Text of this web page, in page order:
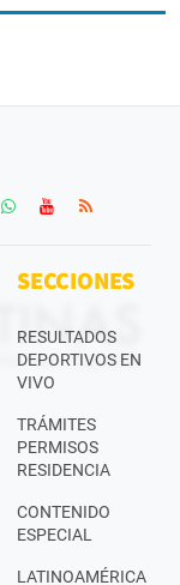
SECCIONES
RESULTADOS
DEPORTIVOS EN
VIVO
TRÁMITES
PERMISOS
RESIDENCIA
CONTENIDO
ESPECIAL
LATINOAMÉRICA